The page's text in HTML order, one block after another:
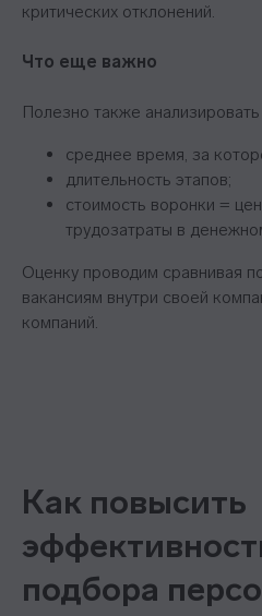
критических отклонений.
Что еще важно
Полезно также
среднее время, за
длительность этапов;
стоимость воронки =
трудозатраты в
Оценку проводим сравнивая
вакансиям внутри своей
компаний.
Как повысить
подбора